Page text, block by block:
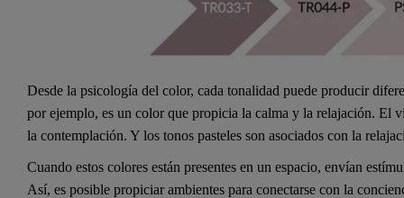
Desde la psicología del color, cada tonalidad puede producir
por ejemplo, es un color que propicia la calma y la relajación. El
la contemplación. Y los tonos pasteles son asociados con la
Cuando estos colores están presentes en un espacio, envían
Así, es posible propiciar ambientes para conectarse con la